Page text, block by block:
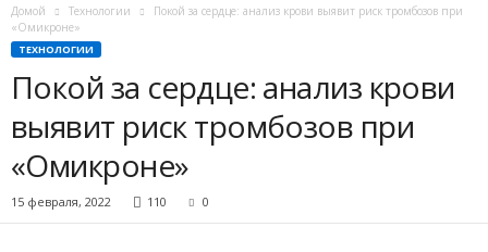
Домой Технологии
Покой за сердце: анализ крови выявит риск тромбозов при
«Омикроне»
ТЕХНОЛОГИИ
Покой за сердце: анализ крови
выявит риск тромбозов при
«Омикроне»
15 февраля, 2022 110 0